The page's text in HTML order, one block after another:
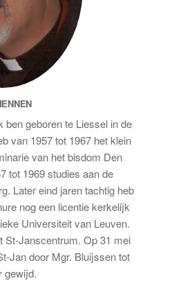
geboren te Liessel in de
van 1957 tot 1967 het klein
van het bisdom Den
tot 1969 studies aan de
Later eind jaren tachtig heb
nog een licentie kerkelijk
Universiteit van Leuven.
St-Janscentrum. Op 31 mei
Jan door Mgr. Bluijssen tot
gewijd.